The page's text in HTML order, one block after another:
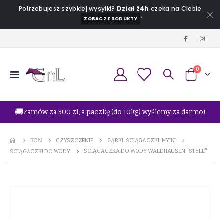
Potrzebujesz szybkiej wysyłki? Dział 24h czeka na Ciebie
ZOBACZ PRODUKTY *
Przełącznik
Koszyk
0
🚚Zamów za 300 zł, a paczkę (do 10kg) wyślemy za darmo!
KOŃ CZYSZCZENIE
GĄBKI, ŚCIĄGACZKI, MYJKI
ŚCIĄGACZKI DO WODY
ŚCIĄGACZKA DO WODY WALDHAUSEN "STYLE"